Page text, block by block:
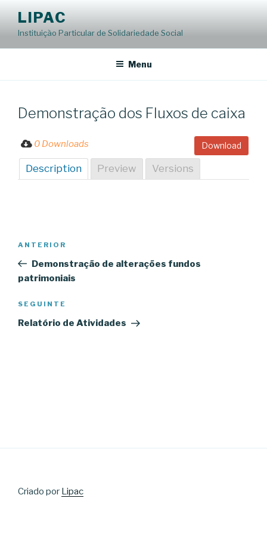
conteúdo
LIPAC
Instituição Particular de Solidariedade Social
Menu
Demonstração dos Fluxos de caixa
Download
0 Downloads
Description Preview Versions
artigos
Conteúdo
anterior
ANTERIOR
Demonstração de alterações fundos
patrimoniais
Conteúdo
seguinte
SEGUINTE
Relatório de Atividades
Criado por Lipac